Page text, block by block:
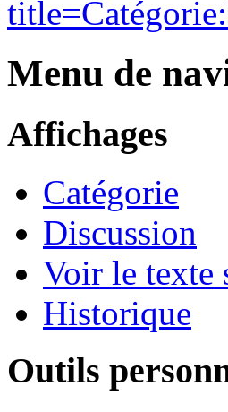
Menu de
Affichages
Catégorie
Discussion
Voir le texte
Historique
Outils